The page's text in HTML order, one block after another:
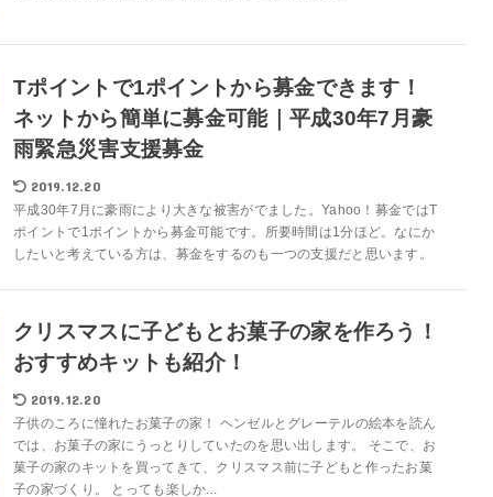
Tポイントで1ポイントから募金できます！
ネットから簡単に募金可能｜平成30年7月豪
雨緊急災害支援募金
2019.12.20
平成30年7月に豪雨により大きな被害がでました。Yahoo！募金ではT
ポイントで1ポイントから募金可能です。所要時間は1分ほど。なにか
したいと考えている方は、募金をするのも一つの支援だと思います。
クリスマスに子どもとお菓子の家を作ろう！
おすすめキットも紹介！
2019.12.20
子供のころに憧れたお菓子の家！ ヘンゼルとグレーテルの絵本を読ん
では、お菓子の家にうっとりしていたのを思い出します。 そこで、お
菓子の家のキットを買ってきて、クリスマス前に子どもと作ったお菓
子の家づくり。 とっても楽しか...